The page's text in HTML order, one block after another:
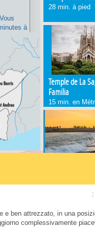
28 min. à pied
Temple de La
Familia
15 min. en
à
de
et la
et
comme
la
pas
:
e ben attrezzato, in una
complessivamente